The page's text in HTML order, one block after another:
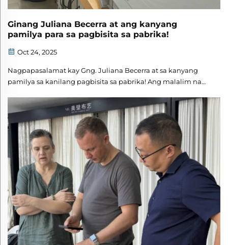
Ginang Juliana Becerra at ang kanyang
pamilya para sa pagbisita sa pabrika!
Oct 24, 2025
Nagpapasalamat kay Gng. Juliana Becerra at sa kanyang
pamilya sa kanilang pagbisita sa pabrika! Ang malalim na
hinaharap na pakikipagtulungan ay nagbigay ng matibay
na pundasyon para sa aming posibleng pakikipagsosyo.
Inaasam namin ang pagbuo ng isang pananagutang
samahan kasama ang ...